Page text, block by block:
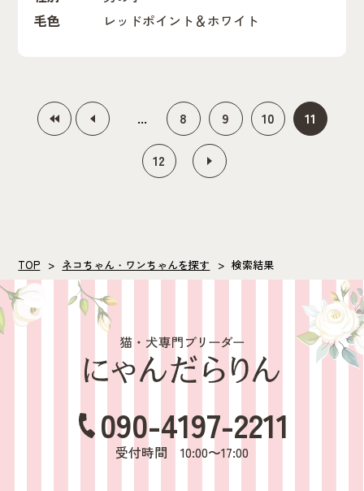
毛色
レッドポイント＆ホワイト
« « ... 8 9 10 11
12 »
TOP ネコちゃん・ワンちゃんを探す 検索結果
090-4197-2211
受付時間 10:00〜17:00